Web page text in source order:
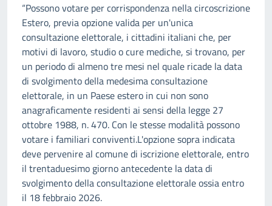
“Possono votare per corrispondenza nella circoscrizione
Estero, previa opzione valida per un'unica
consultazione elettorale, i cittadini italiani che, per
motivi di lavoro, studio o cure mediche, si trovano, per
un periodo di almeno tre mesi nel quale ricade la data
di svolgimento della medesima consultazione
elettorale, in un Paese estero in cui non sono
anagraficamente residenti ai sensi della legge 27
ottobre 1988, n. 470. Con le stesse modalità possono
votare i familiari conviventi.L'opzione sopra indicata
deve pervenire al comune di iscrizione elettorale, entro
il trentaduesimo giorno antecedente la data di
svolgimento della consultazione elettorale ossia entro
il 18 febbraio 2026.